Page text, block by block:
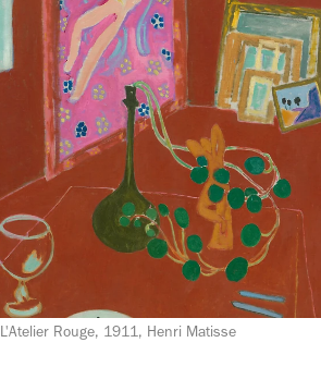
L'Atelier Rouge, 1911, Henri Matisse